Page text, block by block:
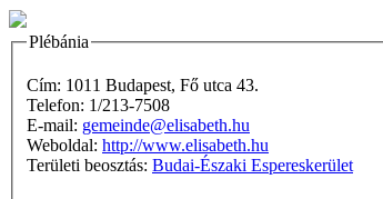
Plébánia
Cím: 1011 Budapest, Fő utca 43.
Telefon: 1/213-7508
E-mail: gemeinde@elisabeth.hu
Weboldal: http://www.elisabeth.hu
Területi beosztás: Budai-Északi Espereskerület